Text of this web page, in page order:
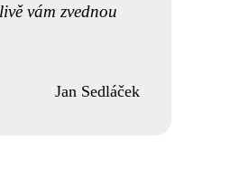
vám zvednou
Jan Sedláček